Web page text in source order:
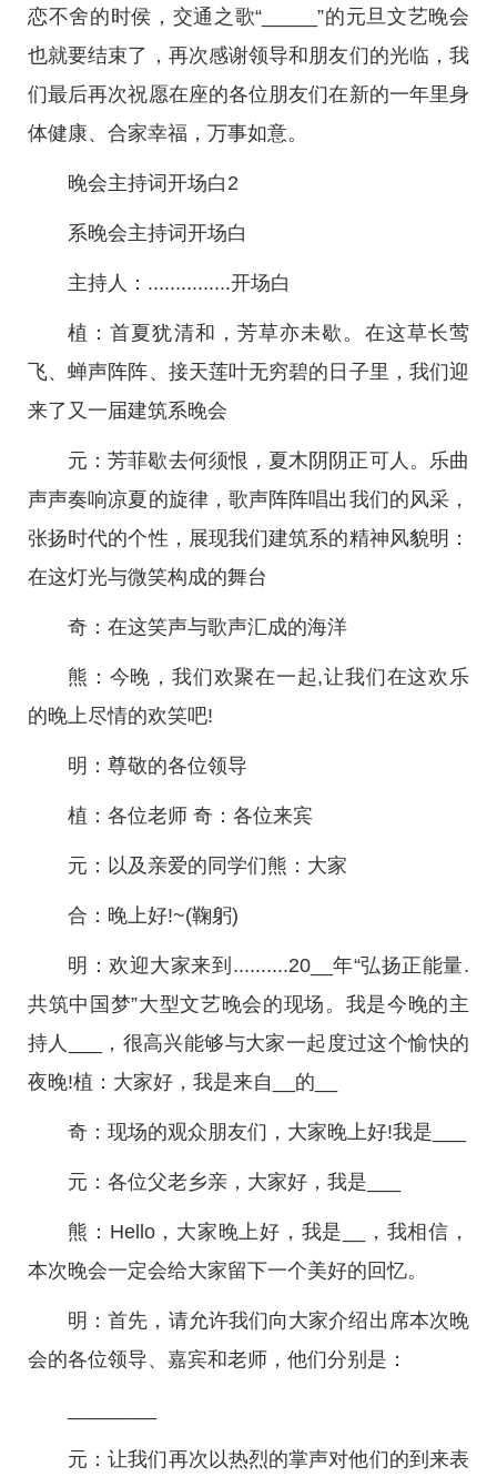
恋不舍的时侯，交通之歌“_____”的元旦文艺晚会
也就要结束了，再次感谢领导和朋友们的光临，我
们最后再次祝愿在座的各位朋友们在新的一年里身
体健康、合家幸福，万事如意。
晚会主持词开场白2
系晚会主持词开场白
主持人：...............开场白
植：首夏犹清和，芳草亦未歇。在这草长莺
飞、蝉声阵阵、接天莲叶无穷碧的日子里，我们迎
来了又一届建筑系晚会
元：芳菲歇去何须恨，夏木阴阴正可人。乐曲
声声奏响凉夏的旋律，歌声阵阵唱出我们的风采，
张扬时代的个性，展现我们建筑系的精神风貌明：
在这灯光与微笑构成的舞台
奇：在这笑声与歌声汇成的海洋
熊：今晚，我们欢聚在一起,让我们在这欢乐
的晚上尽情的欢笑吧!
明：尊敬的各位领导
植：各位老师 奇：各位来宾
元：以及亲爱的同学们熊：大家
合：晚上好!~(鞠躬)
明：欢迎大家来到..........20__年“弘扬正能量.
共筑中国梦”大型文艺晚会的现场。我是今晚的主
持人___，很高兴能够与大家一起度过这个愉快的
夜晚!植：大家好，我是来自__的__
奇：现场的观众朋友们，大家晚上好!我是___
元：各位父老乡亲，大家好，我是___
熊：Hello，大家晚上好，我是__，我相信，
本次晚会一定会给大家留下一个美好的回忆。
明：首先，请允许我们向大家介绍出席本次晚
会的各位领导、嘉宾和老师，他们分别是：
元：让我们再次以热烈的掌声对他们的到来表